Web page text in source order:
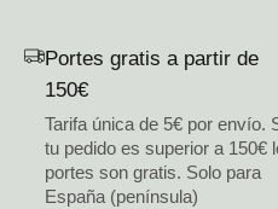
Portes gratis a partir de
150€
Tarifa única de 5€ por envío.
tu pedido es superior a 150€
portes son gratis. Solo para
España (península)